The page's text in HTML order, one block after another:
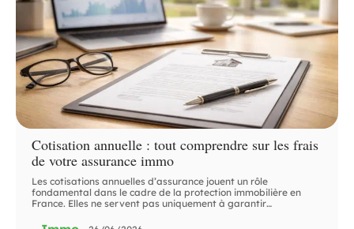
Cotisation annuelle : tout comprendre sur les frais
de votre assurance immo
Les cotisations annuelles d’assurance jouent un rôle
fondamental dans le cadre de la protection immobilière en
France. Elles ne servent pas uniquement à garantir…